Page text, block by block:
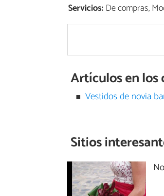
Servicios:De compras,
Artículos en los
Vestidos de novia
Sitios